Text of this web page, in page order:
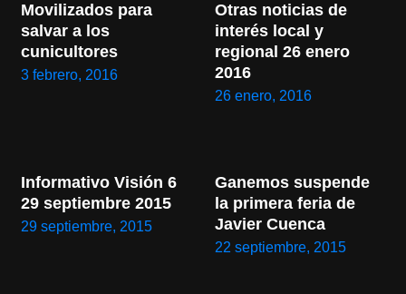
Movilizados para
salvar a los
cunicultores
3 febrero, 2016
Otras noticias de
interés local y
regional 26 enero
2016
26 enero, 2016
Informativo Visión 6
29 septiembre 2015
29 septiembre, 2015
Ganemos suspende
la primera feria de
Javier Cuenca
22 septiembre, 2015